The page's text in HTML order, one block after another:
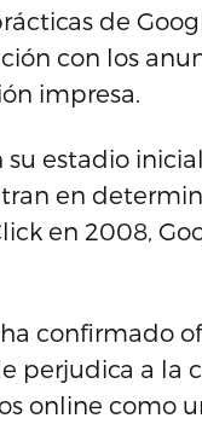
de
con los
impresa.
su estadio
en
en 2008,
confirmado
perjudica a la
online como